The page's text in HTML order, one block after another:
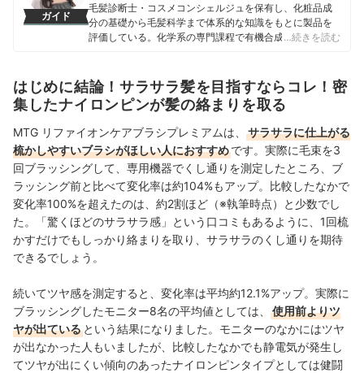
ガイド
毛髪診断士・コスメコンシェルジュを保有し、化粧品成
分の基礎から毛髪科学まで体系的な知識をもとに製品を
評価している。化学系の専門課程で有機合成の解析を学
た商品を選ぶことにこだわってきた。その経験から「根
拠のある情報があればユーザーはもっと自分に合った商
品を選べる」という考えでマイベストへ入社し、ヘアケ
ア・ボディケアを中心にコスメ商材を担当。現在は年間
約1000点の商品を対象に成分分析や定量検証を行うこと
で、ユーザーが髪質や肌悩みに合った商品を選べる情報
発信を行っている。
髙野乃真子（Nomako Takano）のプロフィール
…続きを読む
はじめに結論！サラサラ髪を目指すならコレ！密
集したナイロンピンが髪の絡まりを取る
MTG リファイオンケアブラシプレミアムは、
サラサラに仕上がる
梳かしやすいブラシがほしい人におすすめです。実際に毛束を3
回ブラッシングして、専用機器でくし通りを測定したところ、ブ
ラッシング前と比べて変化率は約104%もアップ。比較したなかで
変化率100%を超えたのは、約2割ほど（※執筆時点）と少数でし
た。「驚くほどのサラサラ感」という口コミもあるように、1回梳
かすだけでもしっかり絡まりを取り、サラサラのくし通りを期待
できるでしょう。
続いてツヤ感を測定すると、変化率は平均約12.1%アップ。実際に
ブラッシングしたモニター8名の平均値としては、
使用前よりツ
ヤが出ている という結果になりました。モニターのなかにはツヤ
が出なかった人もいましたが、比較したなかでも静電気が発生し
てツヤが出にくい傾向のあったナイロンピンタイプとしては健闘